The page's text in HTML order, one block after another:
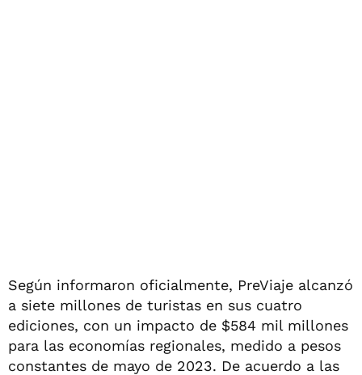
Según informaron oficialmente, PreViaje alcanzó
a siete millones de turistas en sus cuatro
ediciones, con un impacto de $584 mil millones
para las economías regionales, medido a pesos
constantes de mayo de 2023. De acuerdo a las